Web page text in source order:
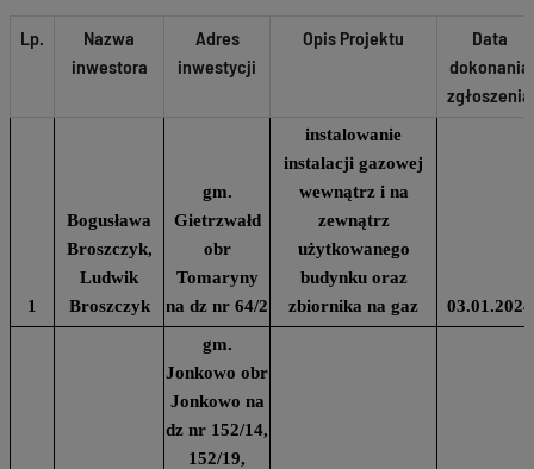
Lp.
Nazwa
inwestora
Adres
inwestycji
Opis Projektu
Data
dokonania
zgłoszenia
1
Bogusława
Broszczyk,
Ludwik
Broszczyk
gm.
Gietrzwałd
obr
Tomaryny
na dz nr 64/2
instalowanie
instalacji gazowej
wewnątrz i na
zewnątrz
użytkowanego
budynku oraz
zbiornika na gaz
03.01.2024
gm.
Jonkowo obr
Jonkowo na
dz nr 152/14,
152/19,